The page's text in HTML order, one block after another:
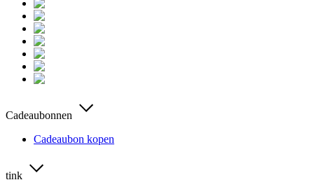
Cadeaubonnen
Cadeaubon kopen
tink